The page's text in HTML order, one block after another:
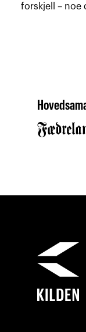
forskjell – noe